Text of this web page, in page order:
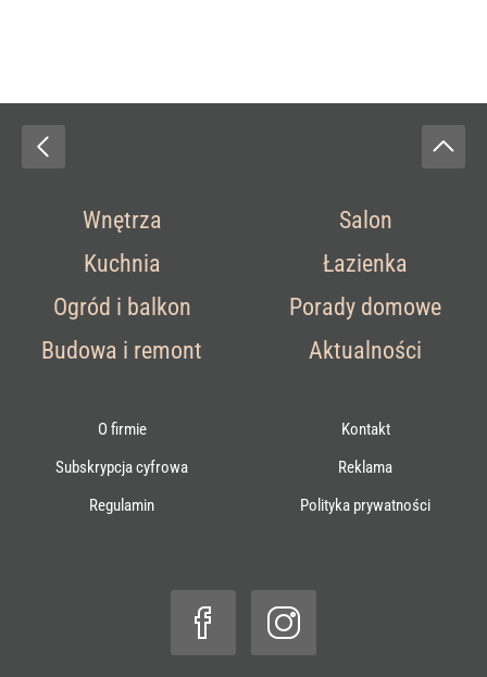
Wnętrza
Salon
Kuchnia
Łazienka
Ogród i balkon
Porady domowe
Budowa i remont
Aktualności
O firmie
Kontakt
Subskrypcja cyfrowa
Reklama
Regulamin
Polityka prywatności